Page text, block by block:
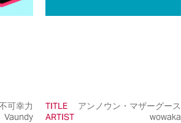
可幸力
Vaundy
TITLE
アンノウン・マザーグース
ARTIST
wowaka